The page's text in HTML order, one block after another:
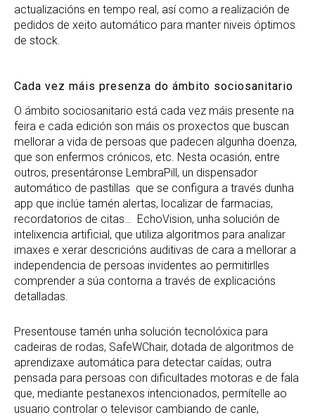
actualizacións en tempo real, así como a realización de
pedidos de xeito automático para manter niveis óptimos
de stock.
Cada vez máis presenza do ámbito sociosanitario
O ámbito sociosanitario está cada vez máis presente na
feira e cada edición son máis os proxectos que buscan
mellorar a vida de persoas que padecen algunha doenza,
que son enfermos crónicos, etc. Nesta ocasión, entre
outros, presentáronse LembraPill, un dispensador
automático de pastillas que se configura a través dunha
app que inclúe tamén alertas, localizar de farmacias,
recordatorios de citas… EchoVision, unha solución de
intelixencia artificial, que utiliza algoritmos para analizar
imaxes e xerar descricións auditivas de cara a mellorar a
independencia de persoas invidentes ao permitirlles
comprender a súa contorna a través de explicacións
detalladas.
Presentouse tamén unha solución tecnolóxica para
cadeiras de rodas, SafeWChair, dotada de algoritmos de
aprendizaxe automática para detectar caídas; outra
pensada para persoas con dificultades motoras e de fala
que, mediante pestanexos intencionados, permítelle ao
usuario controlar o televisor cambiando de canle,